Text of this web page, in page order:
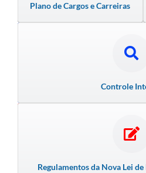
Plano de Cargos e Carreiras
Controle
Regulamentos da Nova Lei